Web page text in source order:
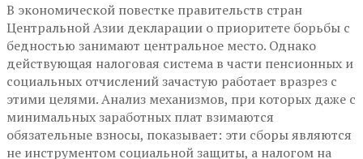
В экономической повестке правительств стран
Центральной Азии декларации о приоритете борьбы с
бедностью занимают центральное место. Однако
действующая налоговая система в части пенсионных и
социальных отчислений зачастую работает вразрез с
этими целями. Анализ механизмов, при которых даже с
минимальных заработных плат взимаются
обязательные взносы, показывает: эти сборы являются
не инструментом социальной защиты, а налогом на